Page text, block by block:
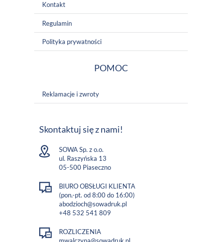
Kontakt
Regulamin
Polityka prywatności
POMOC
Reklamacje i zwroty
Skontaktuj się z nami!
SOWA Sp. z o.o.
ul. Raszyńska 13
05-500 Piaseczno
BIURO OBSŁUGI KLIENTA
(pon.-pt. od 8:00 do 16:00)
abodzioch@sowadruk.pl
+48 532 541 809
ROZLICZENIA